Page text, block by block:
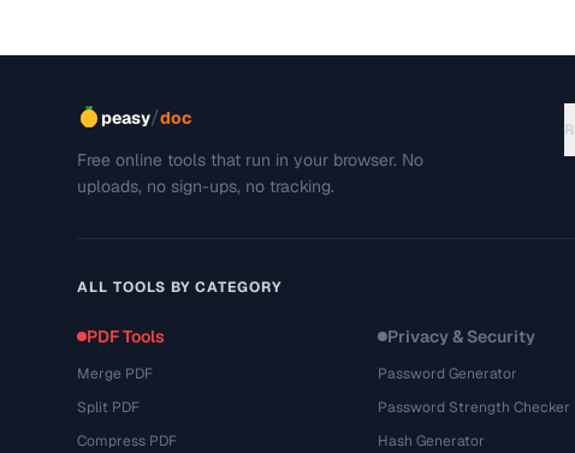
peasy/doc
Free online tools that run in your browser. No
uploads, no sign-ups, no tracking.
ALL TOOLS BY CATEGORY
PDF Tools
Merge PDF
Split PDF
Compress PDF
Privacy & Security
Password Generator
Password Strength Checker
Hash Generator